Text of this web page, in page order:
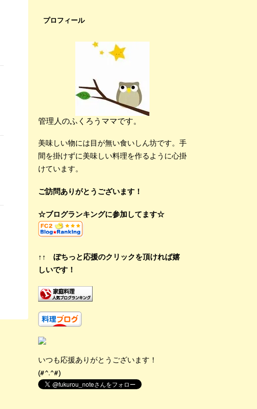
プロフィール
管理人のふくろうママです。
美味しい物には目が無い食いしん坊です。手
間を掛けずに美味しい料理を作るように心掛
けています。
ご訪問ありがとうございます！
☆ブログランキングに参加してます☆
↑↑ ぽちっと応援のクリックを頂ければ嬉
しいです！
いつも応援ありがとうございます！
(#^.^#)